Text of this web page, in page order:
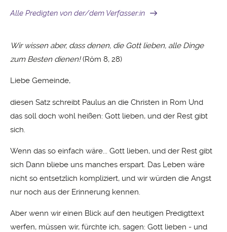
Alle Predigten von der/dem Verfasser:in
Wir wissen aber, dass denen, die Gott lieben, alle Dinge
zum Besten dienen!(Röm 8, 28)
Liebe Gemeinde,
diesen Satz schreibt Paulus an die Christen in Rom Und
das soll doch wohl heißen: Gott lieben, und der Rest gibt
sich.
Wenn das so einfach wäre... Gott lieben, und der Rest gibt
sich Dann bliebe uns manches erspart. Das Leben wäre
nicht so entsetzlich kompliziert, und wir würden die Angst
nur noch aus der Erinnerung kennen.
Aber wenn wir einen Blick auf den heutigen Predigttext
werfen, müssen wir, fürchte ich, sagen: Gott lieben - und